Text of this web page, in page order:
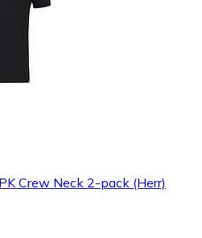
Crew Neck 2-pack (Herr)